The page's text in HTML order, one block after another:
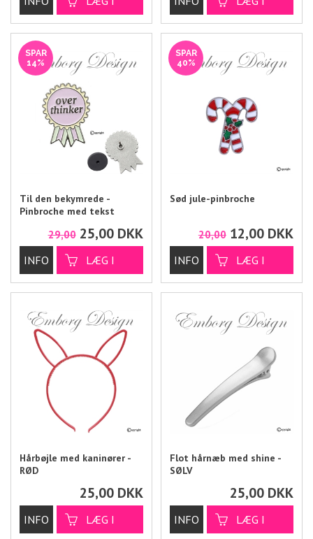
SPAR
14%
Til den bekymrede -
Pinbroche med tekst
29,00 25,00 DKK
SPAR
40%
Sød jule-pinbroche
20,00 12,00 DKK
Hårbøjle med kaninører -
RØD
25,00 DKK
Flot hårnæb med shine -
SØLV
25,00 DKK